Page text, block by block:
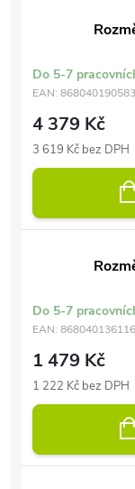
Do 5-7
EAN:
4 379 Kč
3 619 Kč bez DPH
Do 5-7
EAN:
1 479 Kč
1 222 Kč bez DPH